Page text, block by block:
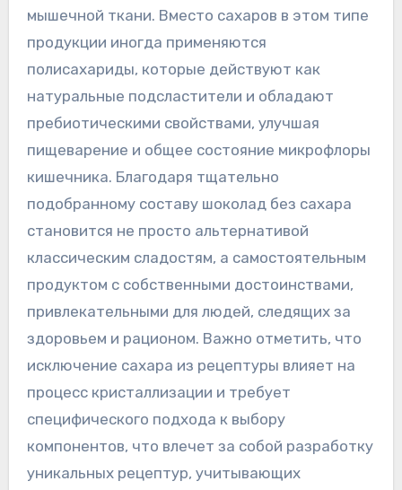
мышечной ткани. Вместо сахаров в этом типе
продукции иногда применяются
полисахариды, которые действуют как
натуральные подсластители и обладают
пребиотическими свойствами, улучшая
пищеварение и общее состояние микрофлоры
кишечника. Благодаря тщательно
подобранному составу шоколад без сахара
становится не просто альтернативой
классическим сладостям, а самостоятельным
продуктом с собственными достоинствами,
привлекательными для людей, следящих за
здоровьем и рационом. Важно отметить, что
исключение сахара из рецептуры влияет на
процесс кристаллизации и требует
специфического подхода к выбору
компонентов, что влечет за собой разработку
уникальных рецептур, учитывающих